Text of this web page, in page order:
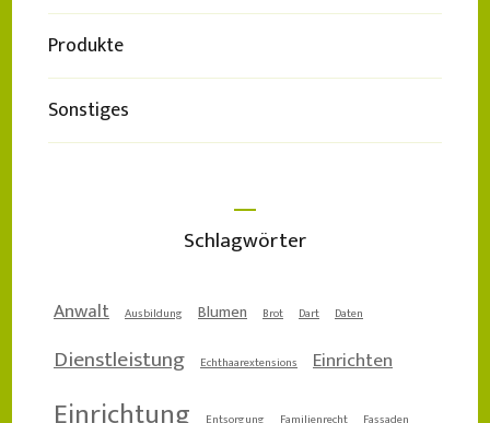
Produkte
Sonstiges
Schlagwörter
Anwalt Ausbildung Blumen Brot Dart Daten
Dienstleistung Echthaarextensions Einrichten